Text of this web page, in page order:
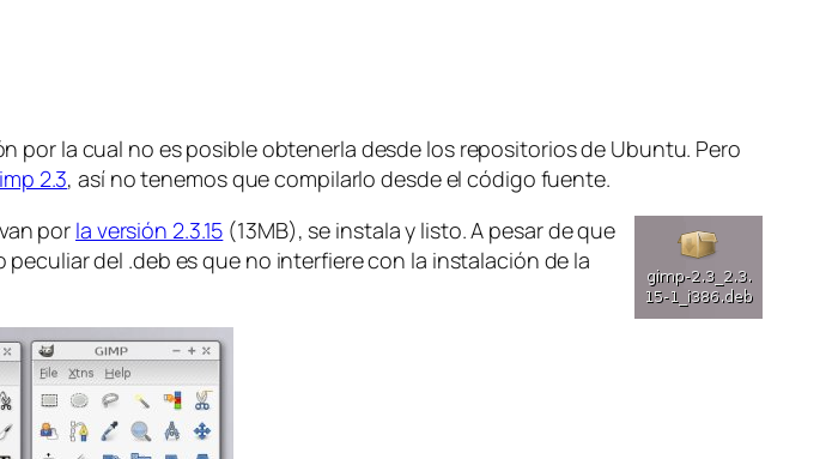
por la cual no es posible obtenerla desde los repositorios de Ubuntu. Pero
2.3, así no tenemos que compilarlo desde el código fuente.
por la versión 2.3.15 (13MB), se instala y listo. A pesar de que
del .deb es que no interfiere con la instalación de la